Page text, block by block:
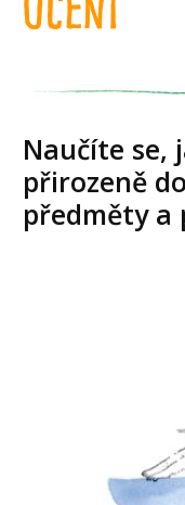
Naučíte se,
přirozeně
předměty a